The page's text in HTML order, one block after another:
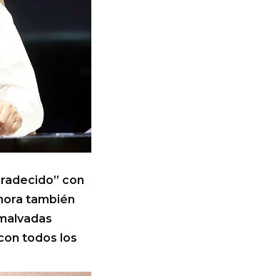
con
también
todos los